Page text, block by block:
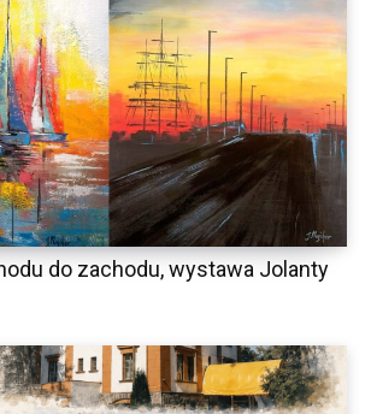
do zachodu, wystawa Jolanty